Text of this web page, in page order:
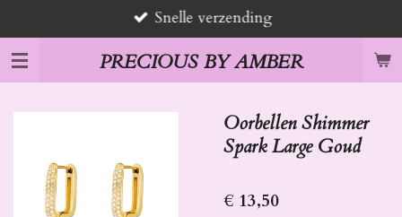
direct
naar
de
hoofdinhoud
PRECIOUS BY AMBER
Snelle verzending
Oorbellen Shimmer
Spark Large Goud
€ 13,50